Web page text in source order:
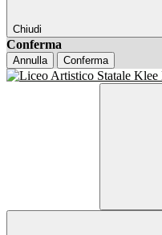
Chiudi
Conferma
Annulla Conferma